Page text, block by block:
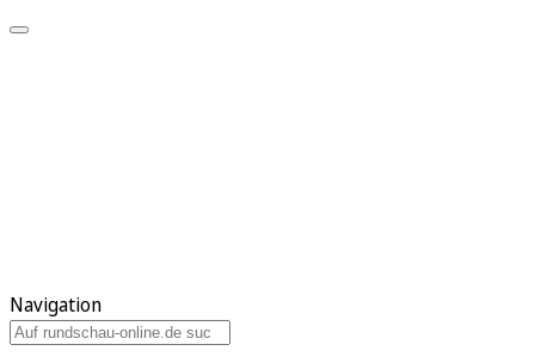
Navigation